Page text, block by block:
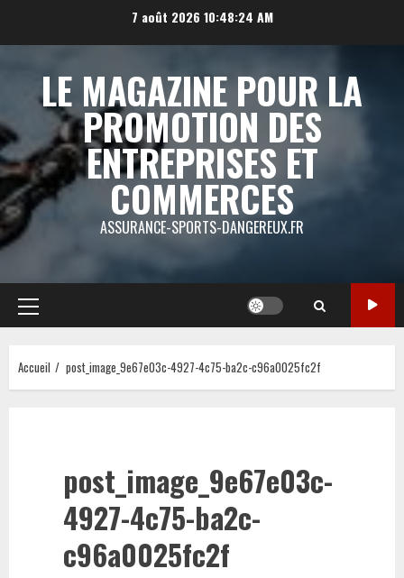
7 août 2026 10:48:24 AM
LE MAGAZINE POUR LA
PROMOTION DES
ENTREPRISES ET
COMMERCES
ASSURANCE-SPORTS-DANGEREUX.FR
Menu
principal
Accueil post_image_9e67e03c-4927-4c75-ba2c-c96a0025fc2f
post_image_9e67e03c-
4927-4c75-ba2c-
c96a0025fc2f